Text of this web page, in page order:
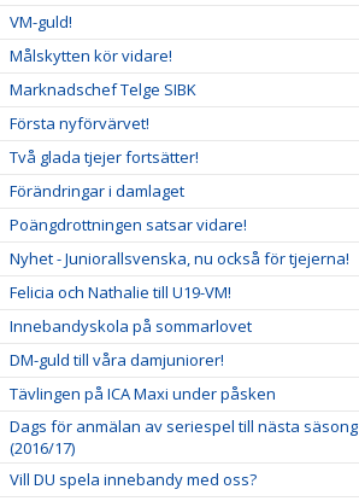
VM-guld!
Målskytten kör vidare!
Marknadschef Telge SIBK
Första nyförvärvet!
Två glada tjejer fortsätter!
Förändringar i damlaget
Poängdrottningen satsar vidare!
Nyhet - Juniorallsvenska, nu också för tjejerna!
Felicia och Nathalie till U19-VM!
Innebandyskola på sommarlovet
DM-guld till våra damjuniorer!
Tävlingen på ICA Maxi under påsken
Dags för anmälan av seriespel till nästa säsong
(2016/17)
Vill DU spela innebandy med oss?